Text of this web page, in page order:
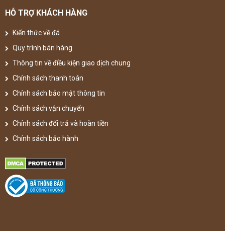
HỖ TRỢ KHÁCH HÀNG
Kiến thức về đá
Quy trình bán hàng
Thông tin về điều kiện giao dịch chung
Chính sách thanh toán
Chính sách bảo mật thông tin
Chính sách vận chuyển
Chính sách đổi trả và hoàn tiền
Chính sách bảo hành